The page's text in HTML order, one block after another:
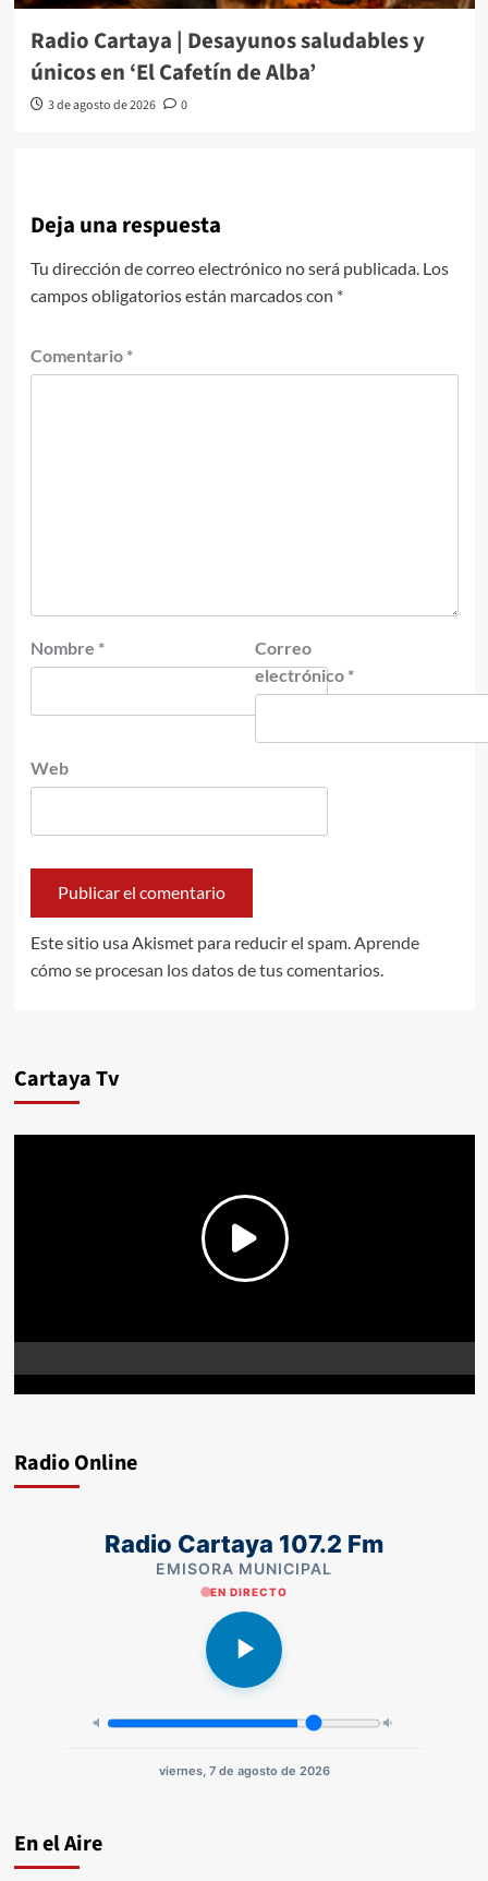
Radio Cartaya | Desayunos saludables y
únicos en ‘El Cafetín de Alba’
3 de agosto de 2026 0
Deja una respuesta
Tu dirección de correo electrónico no será publicada. Los
campos obligatorios están marcados con *
Comentario *
Nombre *
Correo
electrónico *
Web
Este sitio usa Akismet para reducir el spam. Aprende
cómo se procesan los datos de tus comentarios.
Cartaya Tv
Radio Online
Radio Cartaya 107.2 Fm
EMISORA MUNICIPAL
EN DIRECTO
viernes, 7 de agosto de 2026
En el Aire